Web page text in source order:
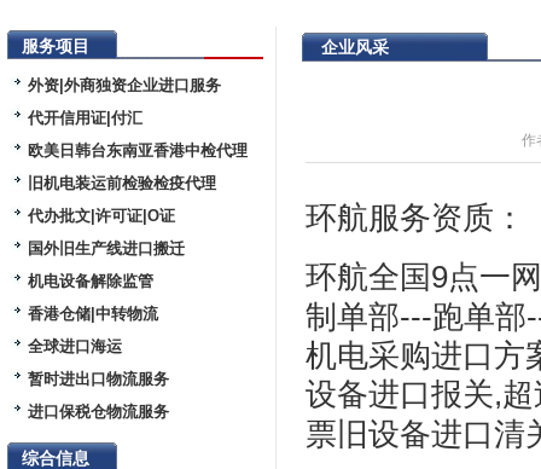
服务项目
外资|外商独资企业进口服务
代开信用证|付汇
欧美日韩台东南亚香港中检代理
旧机电装运前检验检疫代理
代办批文|许可证|O证
国外旧生产线进口搬迁
机电设备解除监管
香港仓储|中转物流
全球进口海运
暂时进出口物流服务
进口保税仓物流服务
综合信息
企业风采
作
环航服务资质：
环航全国9点一
制单部---跑单部
机电采购进口方
设备进口报关,
票 旧设备进口清